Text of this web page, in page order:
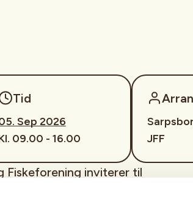
Tid
Sep 2026
09.00 - 16.00
JFF
Fiskeforening inviterer til
som omhandler å overleve